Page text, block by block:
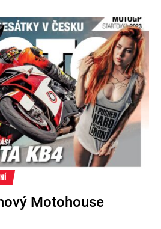
Motohouse